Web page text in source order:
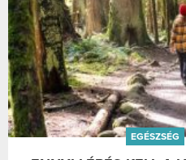
EGÉSZSÉG